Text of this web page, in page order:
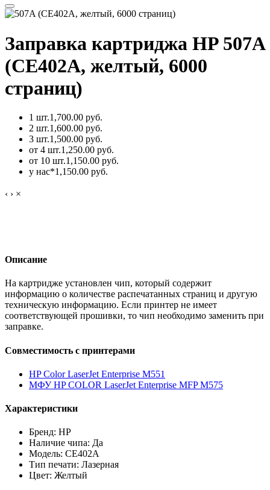
Заправка картриджа HP 507A
(CE402A, желтый, 6000
страниц)
1 шт.1,700.00 руб.
2 шт.1,600.00 руб.
3 шт.1,500.00 руб.
от 4 шт.1,250.00 руб.
от 10 шт.1,150.00 руб.
у нас*1,150.00 руб.
‹ › ×
Описание
На картридже установлен чип, который содержит
информацию о количестве распечатанных страниц и другую
техническую информацию. Если принтер не имеет
соответствующей прошивки, то чип необходимо заменить при
заправке.
Совместимость с принтерами
HP Color LaserJet Enterprise M551
МФУ HP COLOR LaserJet Enterprise MFP M575
Характеристики
Бренд: HP
Наличие чипа: Да
Модель: CE402A
Тип печати: Лазерная
Цвет: Желтый